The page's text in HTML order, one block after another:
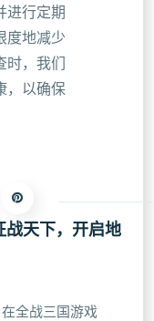
进行定期
度地减少
时，我们
，以确保
战天下，开启地
全战三国游戏